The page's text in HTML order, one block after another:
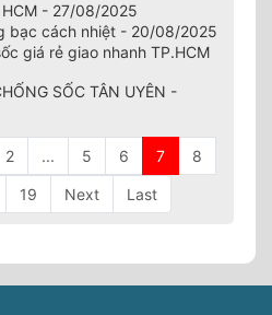
HCM - 27/08/2025
bạc cách nhiệt - 20/08/2025
giá rẻ giao nhanh TP.HCM
SỐC TÂN UYÊN -
2 ... 5 6 7 8
19 Next Last